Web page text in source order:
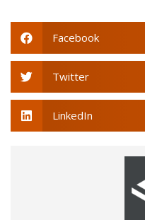
Facebook
Twitter
LinkedIn